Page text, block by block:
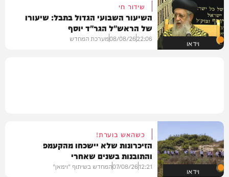
וידאו
שידור חי
השיעור השבועי הגדול בתבל: שיעורו
של הראש"ל הגר"ד יוסף
22:06
08/08/26מערכת המחדש
וידאו
כשהאש בוערת!
הזיכרונות שלא יישכחו מהקעמפ
והתובנות בשנים שאחרי
12:21
07/08/26המחדש בשיתוף "וימאן"